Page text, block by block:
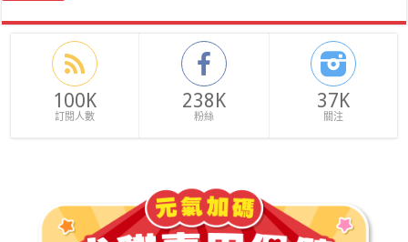
100K
訂閱人數
238K
粉絲
37K
關注